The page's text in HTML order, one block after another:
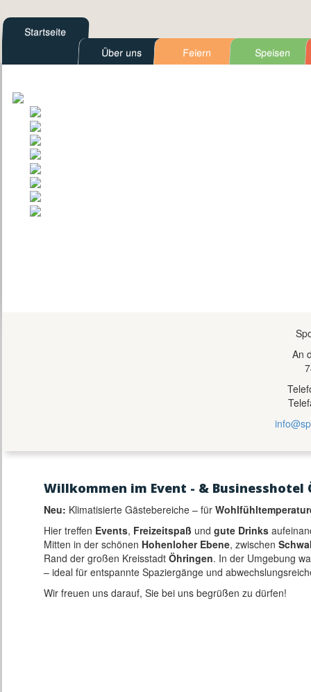
Startseite
Über uns
Feiern Speisen
An
Willkommen im Event - & Businesshotel
Neu: Klimatisierte Gästebereiche – für
Hier treffen Events, Freizeitspaß und gute Drinks
Mitten in der schönen Hohenloher Ebene, zwischen
Rand der großen Kreisstadt Öhringen. In der Umgebung
– ideal für entspannte Spaziergänge und
Wir freuen uns darauf, Sie bei uns begrüßen zu dürfen!